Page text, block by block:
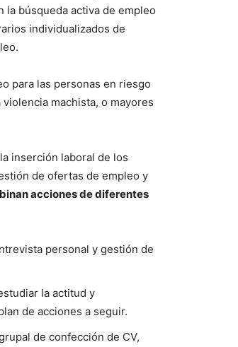
búsqueda activa de empleo
individualizados de
para las personas en riesgo
machista, o mayores
inserción laboral de los
de ofertas de empleo y
acciones de diferentes
personal y gestión de
la actitud y
de acciones a seguir.
de confección de CV,